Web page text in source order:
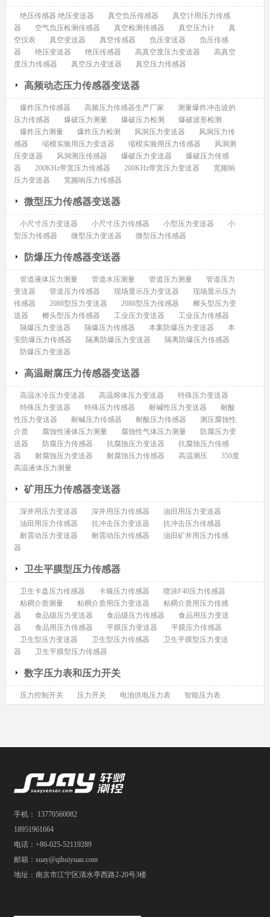
绝压传感器 绝压变送器 真空负压传感器
真空计用压力传感
器
空气负压检测传感器 真空检测传感器 真空压力计
真
空仪表
真空变送器 真空传感器 负压变送器
负压传感
器
绝压变送器 绝压传感器 高真空度压力变送器
高真空
度压力传感器
真空压力变送器 真空压力传感器
高频动态压力传感器变送器
爆炸压力传感器 高频压力传感器生产厂家
测量爆炸冲击波的
压力传感器
爆破压力测量 爆破压力检测
爆破波形检测
爆炸压力测量
爆炸压力检测 风洞压力变送器
风洞压力传
感器
缩模实验用压力变送器 缩模实验用压力传感器
风洞测
压变送器
风洞测压传感器 爆破压力变送器
爆破压力传感
器
200KHz带宽压力传感器 200KHz带宽压力变送器
宽频响
压力变送器
宽频响压力传感器
微型压力传感器变送器
小尺寸压力变送器 小尺寸压力传感器 小型压力变送器
小
型压力传感器
微型压力变送器 微型压力传感器
防爆压力传感器变送器
管道液体压力测量 管道水压测量 管道压力测量
管道压力
变送器
管道压力传感器 现场显示压力变送器
现场显示压力
传感器
2088型压力变送器 2088型压力传感器
榔头型压力变
送器
榔头型压力传感器 工业压力变送器
工业压力传感器
隔爆压力变送器
隔爆压力传感器 本案防爆压力变送器
本
安防爆压力传感器
隔离防爆压力变送器
隔离防爆压力传感器
防爆压力变送器
高温耐腐压力传感器变送器
高温水冷压力变送器 高温熔体压力变送器
特殊压力变送器
特殊压力变送器
特殊压力传感器 耐碱性压力变送器
耐酸
性压力变送器
耐碱压力传感器 耐酸压力传感器
测压腐蚀性
介质
腐蚀性液体压力测量 腐蚀性气体压力测量
防腐压力变
送器
防腐压力传感器 抗腐蚀压力变送器
抗腐蚀压力传感
器
耐腐蚀压力变送器 耐腐蚀压力传感器 高温测压
350度
高温液体压力测量
矿用压力传感器变送器
深井用压力变送器 深井用压力传感器
油田用压力变送器
油田用压力传感器
抗冲击压力变送器
抗冲击压力传感器
耐震动压力变送器
耐震动压力传感器
油田矿井用压力传感
器
卫生平膜型压力传感器
卫生卡盘压力传感器 卡箍压力传感器
喷涂F40压力传感器
粘稠介质测量
粘稠介质用压力变送器
粘稠介质用压力传感
器
食品级压力变送器 食品级压力传感器
食品用压力变送
器
食品用压力传感器 平膜压力变送器
平膜压力传感器
卫生型压力变送器
卫生型压力传感器
卫生平膜型压力变送
器
卫生平膜型压力传感器
数字压力表和压力开关
压力控制开关 压力开关 电池供电压力表 智能压力表
手机： 13770560082
18951961664
电话：+86-025-52119289
邮箱：suay@qihuiyuan.com
地址：南京市江宁区清水亭西路2-20号3楼